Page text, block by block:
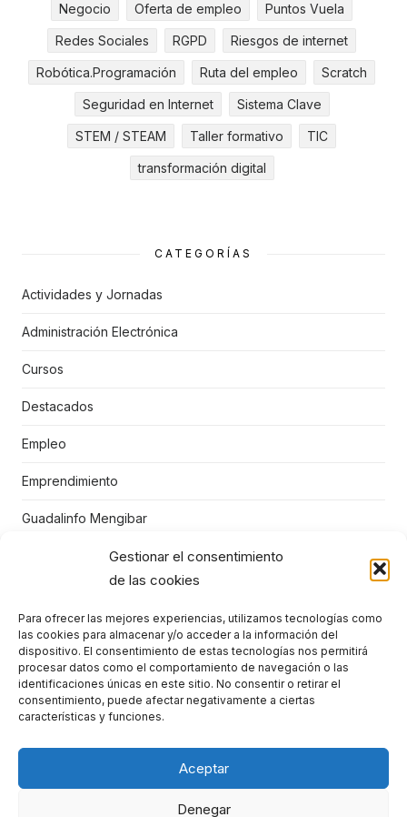
Gestionar el consentimiento
de las cookies
Para ofrecer las mejores experiencias, utilizamos tecnologías como
las cookies para almacenar y/o acceder a la información del
dispositivo. El consentimiento de estas tecnologías nos permitirá
procesar datos como el comportamiento de navegación o las
identificaciones únicas en este sitio. No consentir o retirar el
consentimiento, puede afectar negativamente a ciertas
características y funciones.
Aceptar
Denegar
Negocio Oferta de empleo Puntos Vuela
Redes Sociales RGPD Riesgos de internet
Robótica.Programación Ruta del empleo Scratch
Seguridad en Internet Sistema Clave
STEM / STEAM Taller formativo TIC
transformación digital
CATEGORÍAS
Actividades y Jornadas
Administración Electrónica
Cursos
Destacados
Empleo
Emprendimiento
Guadalinfo Mengibar
Juegos educativos
Niños
Punto Vuela Mengíbar
STEM